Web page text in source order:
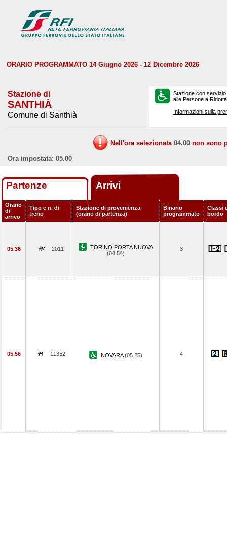
ORARIO PROGRAMMATO 14 Giugno 2026 - 12 Dicembre 2026
Stazione di
SANTHIÀ
Comune di Santhià
Stazione con
alle Persone a
Informazioni sulla
Nell'ora selezionata 04.00 non sono
Ora impostata: 05.00
Partenze Arrivi
Orario
di
arrivo
Tipo e n. di
treno
Stazione di provenienza
(orario di partenza)
Binario
programmato
Classi
bordo
05.36 2011
TORINO PORTA NUOVA
(04.54)
3
05.56 11352 NOVARA(05.25) 4